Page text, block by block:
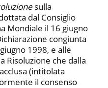
sulla
dal Consiglio
Mondiale il 16 giugno
congiunta
1998, e alle
Risoluzione che dalla
(intitolata
il consenso